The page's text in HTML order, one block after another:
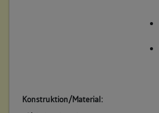
Konstruktion/Material: